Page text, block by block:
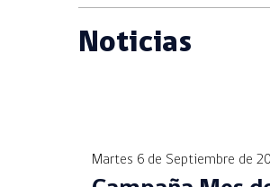
Noticias
Martes 6 de Septiembre de